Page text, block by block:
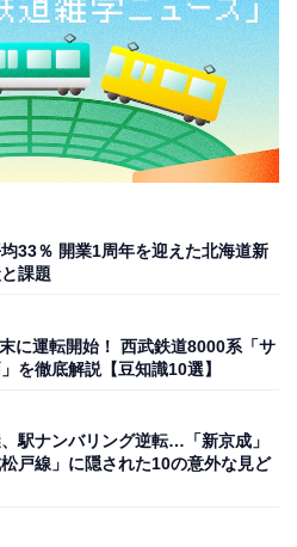
33％ 開業1周年を迎えた北海道新
課題
に運転開始！ 西武鉄道8000系「サ
を徹底解説【豆知識10選】
駅ナンバリング逆転…「新京成」
戸線」に隠された10の意外な見ど